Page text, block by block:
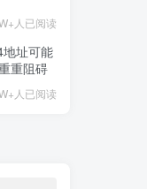
人已阅读
址可能
重阻碍
人已阅读